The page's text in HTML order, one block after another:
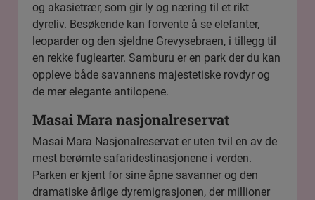
og akasietrær, som gir ly og næring til et rikt
dyreliv. Besøkende kan forvente å se elefanter,
leoparder og den sjeldne Grevysebraen, i tillegg til
en rekke fuglearter. Samburu er en park der du kan
oppleve både savannens majestetiske rovdyr og
de mer elegante antilopene.
Masai Mara nasjonalreservat
Masai Mara Nasjonalreservat er uten tvil en av de
mest berømte safaridestinasjonene i verden.
Parken er kjent for sine åpne savanner og den
dramatiske årlige dyremigrasjonen, der millioner